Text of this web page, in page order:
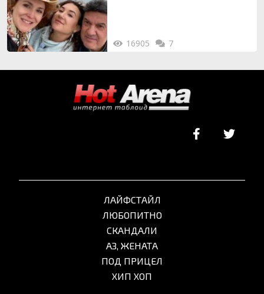
16905 7
ЛАЙФСТАЙЛ
ЛЮБОПИТНО
СКАНДАЛИ
АЗ, ЖЕНАТА
ПОД ПРИЦЕЛ
ХИП ХОП